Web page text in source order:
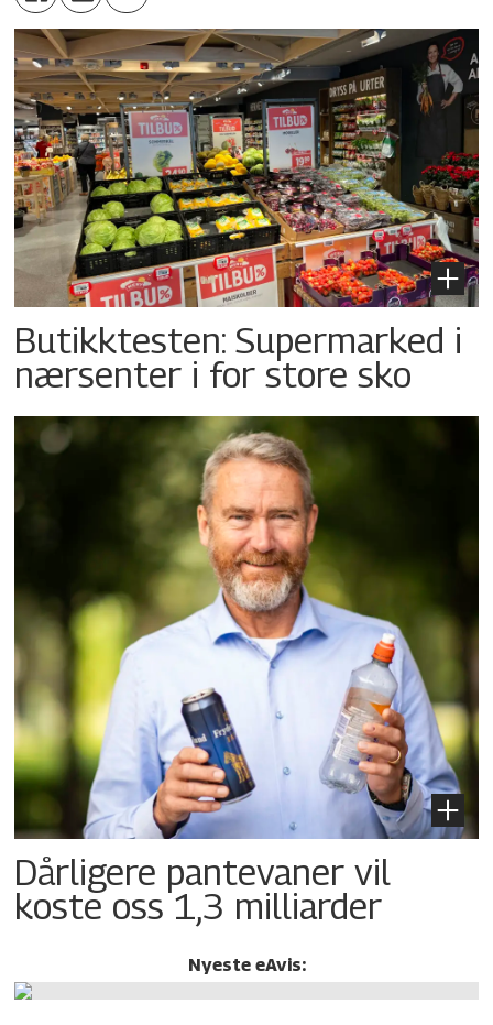
Butikktesten: Supermarked i
nærsenter i for store sko
Dårligere pantevaner vil
koste oss 1,3 milliarder
Nyeste eAvis: